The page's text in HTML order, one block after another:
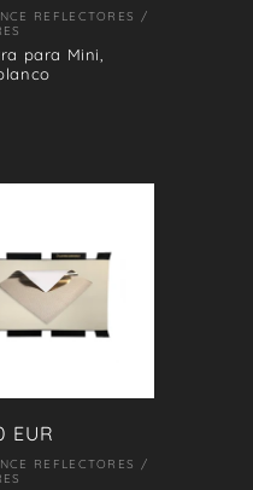
REFLECTORES /
para Mini,
EUR
REFLECTORES /